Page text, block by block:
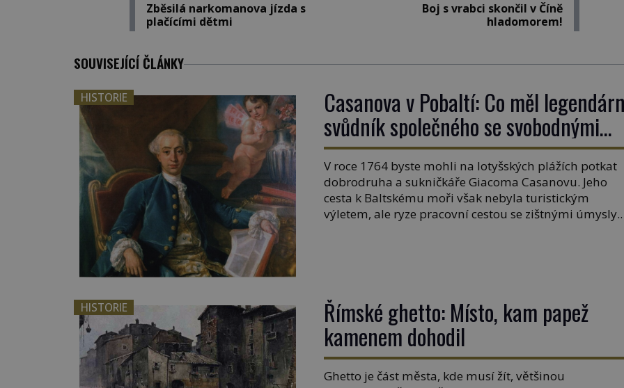
Zběsilá narkomanova jízda s
plačícími dětmi
Boj s vrabci skončil v Číně
hladomorem!
SOUVISEJÍCÍ ČLÁNKY
HISTORIE Casanova v Pobaltí: Co měl
svůdník společného se svobodnými
zednáři?
V roce 1764 byste mohli na lotyšských plážích potkat
dobrodruha a sukničkáře Giacoma Casanovu. Jeho
cesta k Baltskému moři však nebyla turistickým
výletem, ale ryze pracovní cestou se zištnými úmysly.
HISTORIE Římské ghetto: Místo, kam papež
kamenem dohodil
Ghetto je část města, kde musí žít, většinou